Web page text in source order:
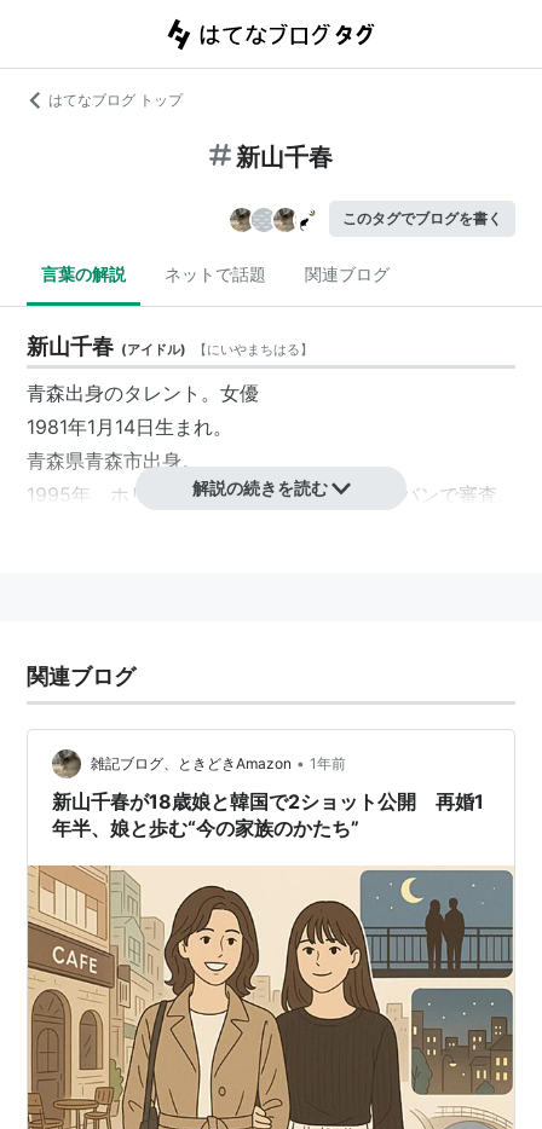
はてなブログ トップ
新山千春
このタグでブログを書く
言葉の解説 ネットで話題 関連ブログ
新山千春 (アイドル) 【にいやまちはる】
青森出身のタレント。女優
1981年1月14日生まれ。
青森県青森市出身。
1995年 ホリプロタレントスカウトキャラバンで審査
スリーサイズ
解説の続きを読む
関連ブログ
雑記ブログ、ときどきAmazon • 1年前
新山千春が18歳娘と韓国で2ショット公開 再婚1
年半、娘と歩む“今の家族のかたち”